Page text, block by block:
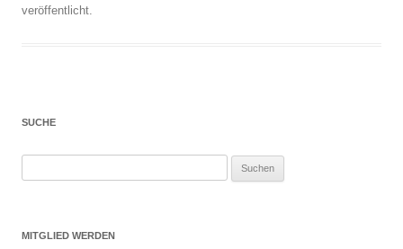
veröffentlicht.
SUCHE
nach:
MITGLIED WERDEN